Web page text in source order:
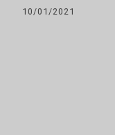
10/01/2021